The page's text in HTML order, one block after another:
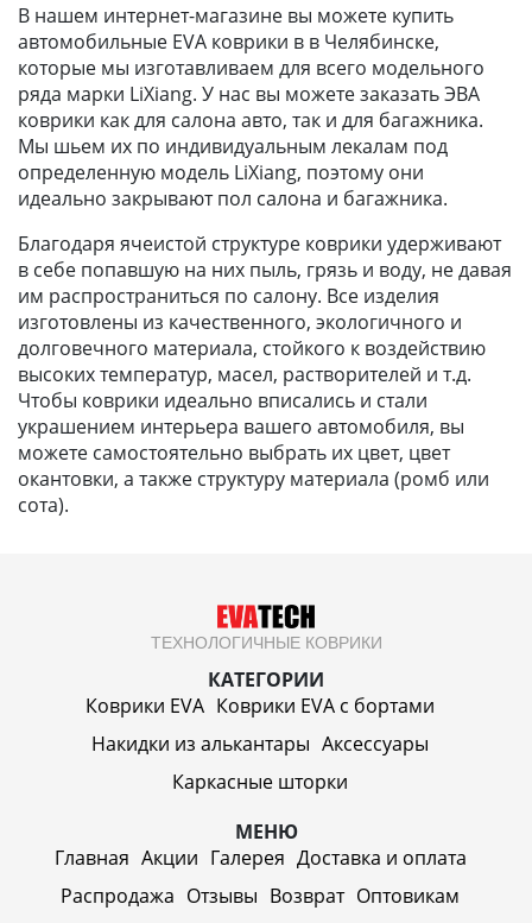
В нашем интернет-магазине вы можете купить
автомобильные EVA коврики в в Челябинске,
которые мы изготавливаем для всего модельного
ряда марки LiXiang. У нас вы можете заказать ЭВА
коврики как для салона авто, так и для багажника.
Мы шьем их по индивидуальным лекалам под
определенную модель LiXiang, поэтому они
идеально закрывают пол салона и багажника.
Благодаря ячеистой структуре коврики удерживают
в себе попавшую на них пыль, грязь и воду, не давая
им распространиться по салону. Все изделия
изготовлены из качественного, экологичного и
долговечного материала, стойкого к воздействию
высоких температур, масел, растворителей и т.д.
Чтобы коврики идеально вписались и стали
украшением интерьера вашего автомобиля, вы
можете самостоятельно выбрать их цвет, цвет
окантовки, а также структуру материала (ромб или
сота).
ТЕХНОЛОГИЧНЫЕ КОВРИКИ
КАТЕГОРИИ
Коврики EVA Коврики EVA c бортами
Накидки из алькантары Аксессуары
Каркасные шторки
МЕНЮ
Главная Акции Галерея Доставка и оплата
Распродажа Отзывы Возврат Оптовикам